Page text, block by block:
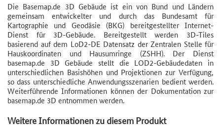
Die Basemap.de 3D Gebäude ist ein von Bund und Ländern
gemeinsam entwickelter und durch das Bundesamt für
Kartographie und Geodäsie (BKG) bereitgestellter Internet-
Dienst für 3D-Gebäude. Bereitgestellt werden 3D-Tiles
basierend auf dem LoD2-DE Datensatz der Zentralen Stelle für
Hauskoordinaten und Hausumringe (ZSHH). Der Dienst
basemap.de 3D Gebäude stellt die LOD2-Gebäudedaten in
unterschiedlichen Basishöhen und Projektionen zur Verfügung,
so dass unterschiedliche Anwendungsszenarien bedient werden.
Weiterführende Informationen können der Dokumentation zur
basemap.de 3D entnommen werden.
Weitere Informationen zu diesem Produkt